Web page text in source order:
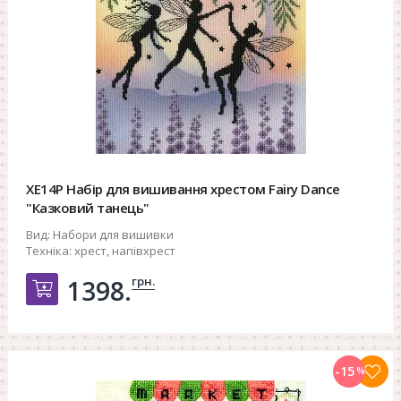
XE14P Набір для вишивання хрестом Fairy Dance
"Казковий танець"
Вид: Набори для вишивки
Техніка: хрест, напівхрест
Добавить в корзину
1398.грн.
-15%